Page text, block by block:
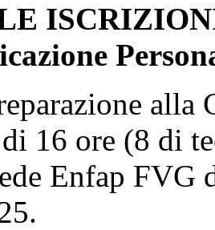
alla
16 ore (8 di
Enfap FVG